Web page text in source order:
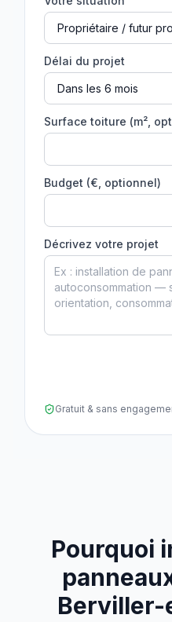
Délai du projet
Surface toiture (m²,
Budget (€, optionnel)
Décrivez votre projet
Gratuit & sans
Pourquoi
Berviller-